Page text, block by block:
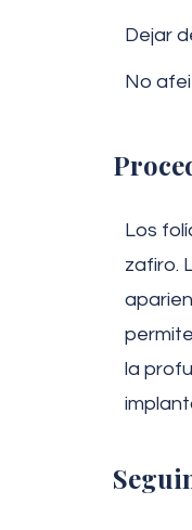
Dejar
No
Los
zafiro.
la